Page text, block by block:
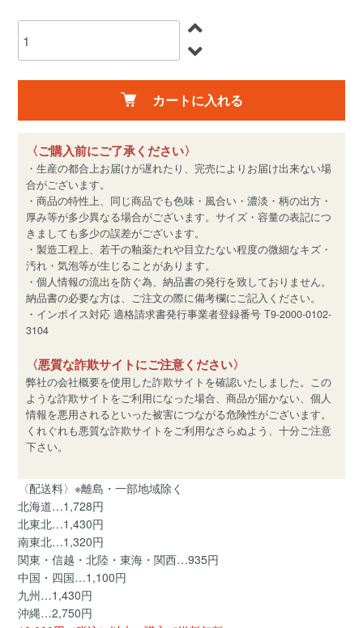
カートに入れる
〈ご購入前にご了承ください〉
・生産の都合上お届けが遅れたり、完売によりお届け出来ない場
合がございます。
・商品の特性上、同じ商品でも色味・風合い・濃淡・柄の出方・
厚み等が多少異なる場合がございます。サイズ・容量の表記につ
きましても多少の誤差がございます。
・製造工程上、若干の釉薬たれや目立たない程度の微細なキズ・
汚れ・気泡等が生じることがあります。
・個人情報の流出を防ぐ為、納品書の発行を致しておりません。
納品書の必要な方は、ご注文の際に備考欄にご記入ください。
・インボイス対応 適格請求書発行事業者登録番号 T9-2000-0102-
3104
〈悪質な詐欺サイトにご注意ください〉
弊社の会社概要を使用した詐欺サイトを確認いたしました。この
ような詐欺サイトをご利用になった場合、商品が届かない、個人
情報を悪用されるといった被害につながる危険性がございます。
くれぐれも悪質な詐欺サイトをご利用なさらぬよう、十分ご注意
下さい。
〈配送料〉※離島・一部地域除く
北海道…1,728円
北東北…1,430円
南東北…1,320円
関東・信越・北陸・東海・関西…935円
中国・四国…1,100円
九州…1,430円
沖縄…2,750円